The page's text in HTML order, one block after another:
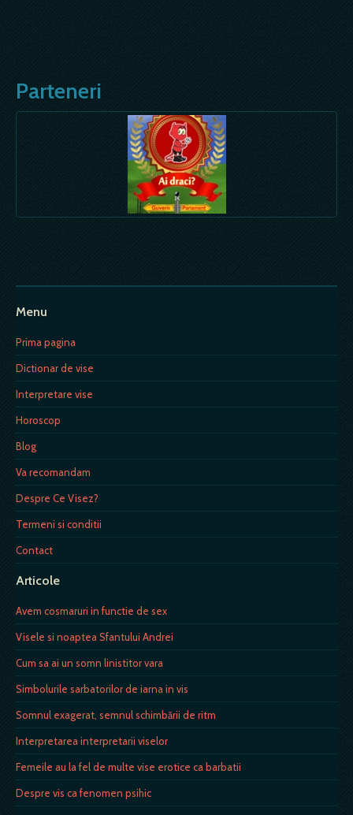
Parteneri
Menu
Prima pagina
Dictionar de vise
Interpretare vise
Horoscop
Blog
Va recomandam
Despre Ce Visez?
Termeni si conditii
Contact
Articole
Avem cosmaruri in functie de sex
Visele si noaptea Sfantului Andrei
Cum sa ai un somn linistitor vara
Simbolurile sarbatorilor de iarna in vis
Somnul exagerat, semnul schimbării de ritm
Interpretarea interpretarii viselor
Femeile au la fel de multe vise erotice ca barbatii
Despre vis ca fenomen psihic